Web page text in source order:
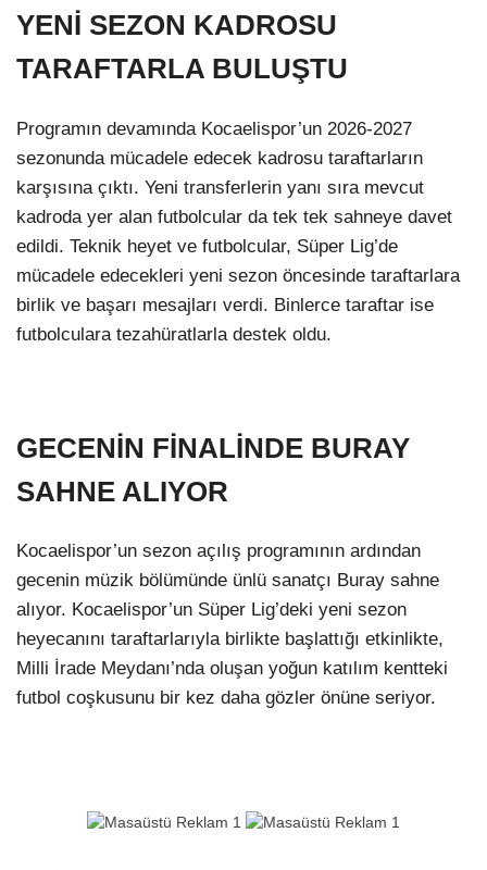
YENİ SEZON KADROSU
TARAFTARLA BULUŞTU
Programın devamında Kocaelispor’un 2026-2027
sezonunda mücadele edecek kadrosu taraftarların
karşısına çıktı. Yeni transferlerin yanı sıra mevcut
kadroda yer alan futbolcular da tek tek sahneye davet
edildi. Teknik heyet ve futbolcular, Süper Lig’de
mücadele edecekleri yeni sezon öncesinde taraftarlara
birlik ve başarı mesajları verdi. Binlerce taraftar ise
futbolculara tezahüratlarla destek oldu.
GECENİN FİNALİNDE BURAY
SAHNE ALIYOR
Kocaelispor’un sezon açılış programının ardından
gecenin müzik bölümünde ünlü sanatçı Buray sahne
alıyor. Kocaelispor’un Süper Lig’deki yeni sezon
heyecanını taraftarlarıyla birlikte başlattığı etkinlikte,
Milli İrade Meydanı’nda oluşan yoğun katılım kentteki
futbol coşkusunu bir kez daha gözler önüne seriyor.